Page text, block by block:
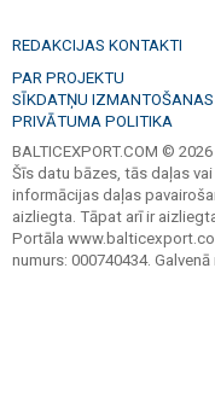
REDAKCIJAS KONTAKTI
PAR PROJEKTU
SĪKDATŅU IZMANTOŠANAS
PRIVĀTUMA POLITIKA
BALTICEXPORT.COM ©
Šīs datu bāzes, tās daļas
informācijas daļas
aizliegta. Tāpat arī ir
Portāla
numurs: 000740434.